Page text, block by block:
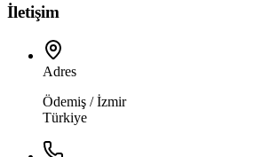
İletişim
Adres
Ödemiş / İzmir
Türkiye